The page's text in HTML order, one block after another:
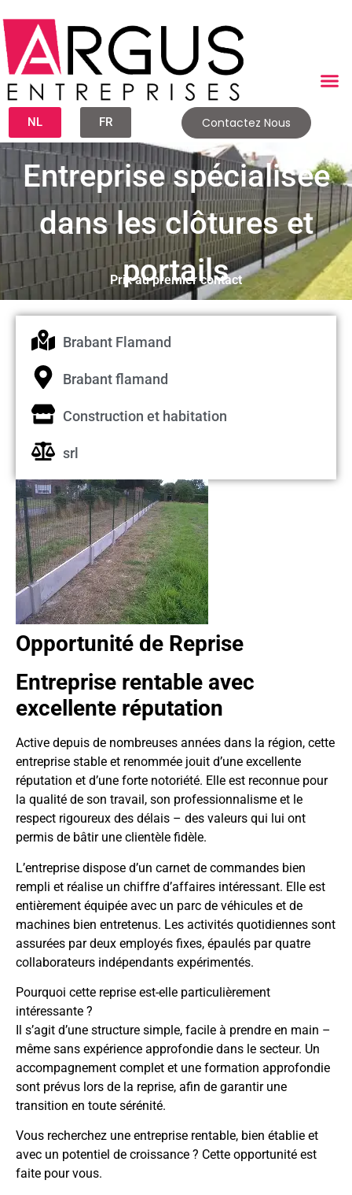
NL FR Contactez Nous
Entreprise spécialisée
dans les clôtures et
portails
Prix au premier contact
Brabant Flamand
Brabant flamand
Construction et habitation
srl
Opportunité de Reprise
Entreprise rentable avec
excellente réputation
Active depuis de nombreuses années dans la région, cette
entreprise stable et renommée jouit d’une excellente
réputation et d’une forte notoriété. Elle est reconnue pour
la qualité de son travail, son professionnalisme et le
respect rigoureux des délais – des valeurs qui lui ont
permis de bâtir une clientèle fidèle.
L’entreprise dispose d’un carnet de commandes bien
rempli et réalise un chiffre d’affaires intéressant. Elle est
entièrement équipée avec un parc de véhicules et de
machines bien entretenus. Les activités quotidiennes sont
assurées par deux employés fixes, épaulés par quatre
collaborateurs indépendants expérimentés.
Pourquoi cette reprise est-elle particulièrement
intéressante ?
Il s’agit d’une structure simple, facile à prendre en main –
même sans expérience approfondie dans le secteur. Un
accompagnement complet et une formation approfondie
sont prévus lors de la reprise, afin de garantir une
transition en toute sérénité.
Vous recherchez une entreprise rentable, bien établie et
avec un potentiel de croissance ? Cette opportunité est
faite pour vous.